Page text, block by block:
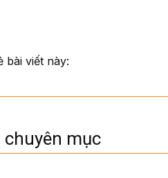
bài viết này:
chuyên mục